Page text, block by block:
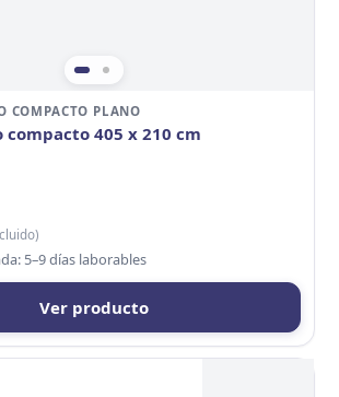
COMPACTO PLANO
405 x 210 cm
5–9 días laborables
Ver producto